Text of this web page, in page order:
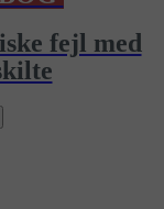
fejl med